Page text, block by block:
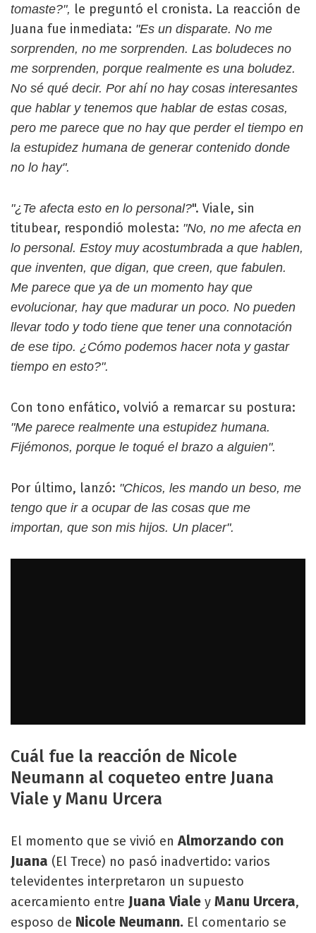
tomaste?", le preguntó el cronista. La reacción de
Juana fue inmediata: "Es un disparate. No me
sorprenden, no me sorprenden. Las boludeces no
me sorprenden, porque realmente es una boludez.
No sé qué decir. Por ahí no hay cosas interesantes
que hablar y tenemos que hablar de estas cosas,
pero me parece que no hay que perder el tiempo en
la estupidez humana de generar contenido donde
no lo hay".
"¿Te afecta esto en lo personal?". Viale, sin
titubear, respondió molesta: "No, no me afecta en
lo personal. Estoy muy acostumbrada a que hablen,
que inventen, que digan, que creen, que fabulen.
Me parece que ya de un momento hay que
evolucionar, hay que madurar un poco. No pueden
llevar todo y todo tiene que tener una connotación
de ese tipo. ¿Cómo podemos hacer nota y gastar
tiempo en esto?".
Con tono enfático, volvió a remarcar su postura:
"Me parece realmente una estupidez humana.
Fijémonos, porque le toqué el brazo a alguien".
Por último, lanzó: "Chicos, les mando un beso, me
tengo que ir a ocupar de las cosas que me
importan, que son mis hijos. Un placer".
Cuál fue la reacción de Nicole
Neumann al coqueteo entre Juana
Viale y Manu Urcera
El momento que se vivió enAlmorzando con
Juana (El Trece) no pasó inadvertido: varios
televidentes interpretaron un supuesto
acercamiento entre Juana Viale y Manu Urcera,
esposo de Nicole Neumann. El comentario se